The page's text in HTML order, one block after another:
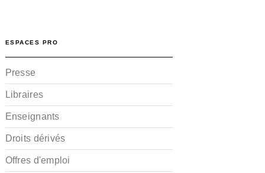
ESPACES PRO
Presse
Libraires
Enseignants
Droits dérivés
Offres d'emploi